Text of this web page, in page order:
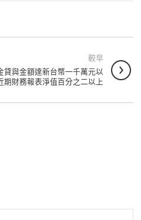
較早
貸與金額達新台幣一千萬元以
期財務報表淨值百分之二以上